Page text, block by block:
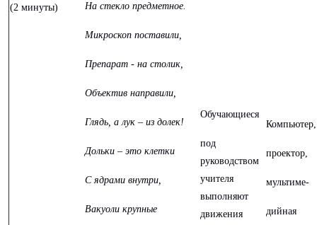
(2 минуты) На стекло предметное.
Микроскоп поставили,
Препарат - на столик,
Объектив направили,
Глядь, а лук – из долек!
Дольки – это клетки
С ядрами внутри,
Вакуоли крупные
Обучающиеся
под
руководством
учителя
выполняют
движения
Компьютер,
проектор,
мультиме-
дийная